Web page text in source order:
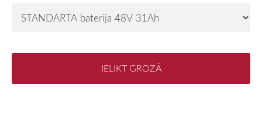
IELIKT GROZĀ